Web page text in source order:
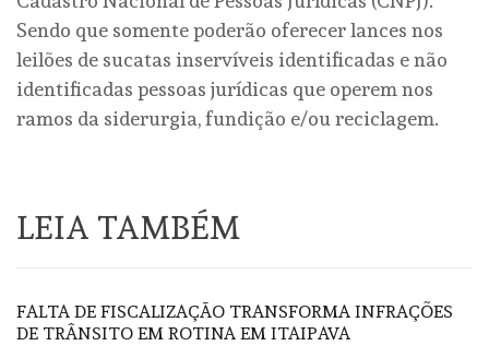
Sendo que somente poderão oferecer lances nos
leilões de sucatas inservíveis identificadas e não
identificadas pessoas jurídicas que operem nos
ramos da siderurgia, fundição e/ou reciclagem.
LEIA TAMBÉM
FALTA DE FISCALIZAÇÃO TRANSFORMA INFRAÇÕES
DE TRÂNSITO EM ROTINA EM ITAIPAVA